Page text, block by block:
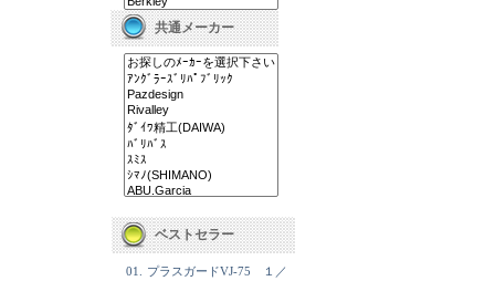
共通メーカー
ベストセラー
01.
プラスガードVJ-75 １／